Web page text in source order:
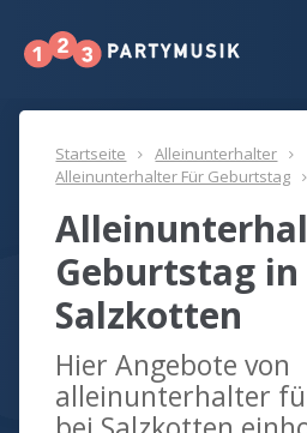
Startseite
Alleinunterhalter
Alleinunterhalter Für Geburtstag
Geburtstag
Salzkotten
Hier Angebote von
alleinunterhalter